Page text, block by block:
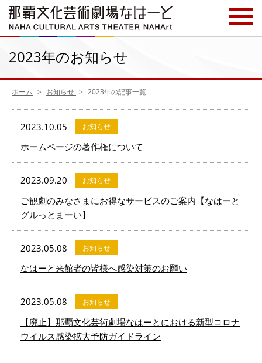
2023年のお知らせ
ホーム お知らせ 2023年の記事一覧
2023.10.05 お知らせ
ホームページの著作権について
2023.09.20 お知らせ
ご観劇のみなさまにお得なサービスのご案内【なはーと
グルっとまーい】
2023.05.08 お知らせ
なはーと来館者の皆様へ感染対策のお願い
2023.05.08 お知らせ
【廃止】那覇文化芸術劇場なはーとにおける新型コロナ
ウイルス感染拡大予防ガイドライン